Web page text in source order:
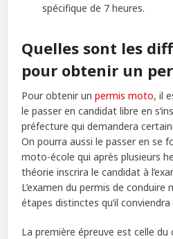
spécifique de 7 heures.
Quelles sont les
pour obtenir un
Pour obtenir unpermis moto, il
le passer en candidat libre en
préfecture qui demandera
On pourra aussi le passer en se
moto-école qui après plusieurs
théorie inscrira le candidat à
L’examen du permis de
étapes distinctes qu’il conviendra
La première épreuve est celle du